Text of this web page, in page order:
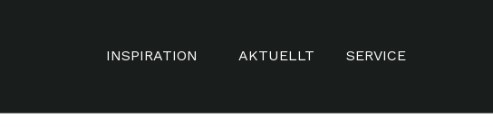
INSPIRATION AKTUELLT SERVICE